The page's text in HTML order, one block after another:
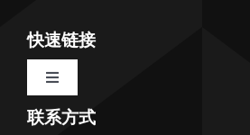
快速链接
Toggle
Navigation
首页
联系方式